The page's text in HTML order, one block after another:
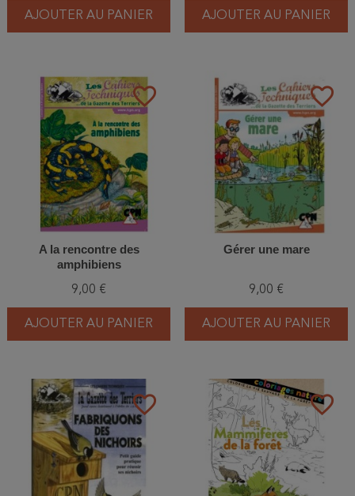
AJOUTER AU PANIER AJOUTER AU PANIER
favorite_border
A la rencontre des
amphibiens
9,00 €
AJOUTER AU PANIER
favorite_border
Gérer une mare
9,00 €
AJOUTER AU PANIER
favorite_border favorite_border